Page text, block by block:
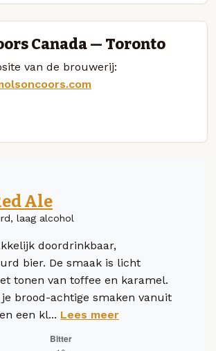
Canada — Toronto
van de brouwerij:
Ale
laag alcohol
doordrinkbaar,
bier. De smaak is licht
tonen van toffee en karamel.
je brood-achtige smaken vanuit
een kl... Lees meer